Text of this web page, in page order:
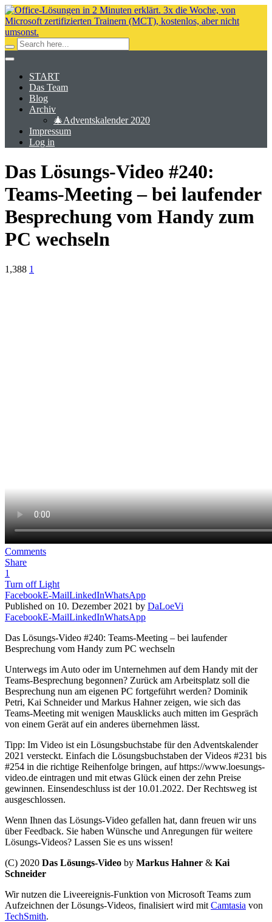
START
Das Team
Blog
Archiv
🎄Adventskalender 2020
Impressum
Log in
Das Lösungs-Video #240:
Teams-Meeting – bei laufender
Besprechung vom Handy zum
PC wechseln
1,388 1
Comments
Share
1
Turn off Light
FacebookE-MailLinkedInWhatsApp
Published on 10. Dezember 2021 by DaLoeVi
FacebookE-MailLinkedInWhatsApp
Das Lösungs-Video #240: Teams-Meeting – bei laufender
Besprechung vom Handy zum PC wechseln
Unterwegs im Auto oder im Unternehmen auf dem Handy mit der
Teams-Besprechung begonnen? Zurück am Arbeitsplatz soll die
Besprechung nun am eigenen PC fortgeführt werden? Dominik
Petri, Kai Schneider und Markus Hahner zeigen, wie sich das
Teams-Meeting mit wenigen Mausklicks auch mitten im Gespräch
von einem Gerät auf ein anderes übernehmen lässt.
Tipp: Im Video ist ein Lösungsbuchstabe für den Adventskalender
2021 versteckt. Einfach die Lösungsbuchstaben der Videos #231 bis
#254 in die richtige Reihenfolge bringen, auf https://www.loesungs-
video.de eintragen und mit etwas Glück einen der zehn Preise
gewinnen. Einsendeschluss ist der 10.01.2022. Der Rechtsweg ist
ausgeschlossen.
Wenn Ihnen das Lösungs-Video gefallen hat, dann freuen wir uns
über Feedback. Sie haben Wünsche und Anregungen für weitere
Lösungs-Videos? Lassen Sie es uns wissen!
(C) 2020 Das Lösungs-Video by Markus Hahner & Kai
Schneider
Wir nutzen die Liveereignis-Funktion von Microsoft Teams zum
Aufzeichnen der Lösungs-Videos, finalisiert wird mit Camtasia von
TechSmith.